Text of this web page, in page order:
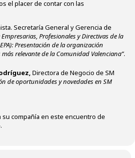
el placer de contar con las
Secretaría General y Gerencia de
Empresarias, Profesionales y Directivas de la
Presentación de la organización
relevante de la Comunidad Valenciana”.
Directora de Negocio de SM
de oportunidades y novedades en SM
su compañía en este encuentro de